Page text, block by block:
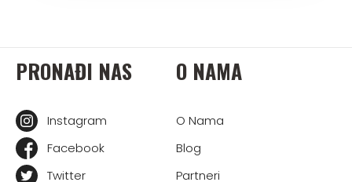
PRONAĐI NAS
Instagram
Facebook
Twitter
O NAMA
O Nama
Blog
Partneri